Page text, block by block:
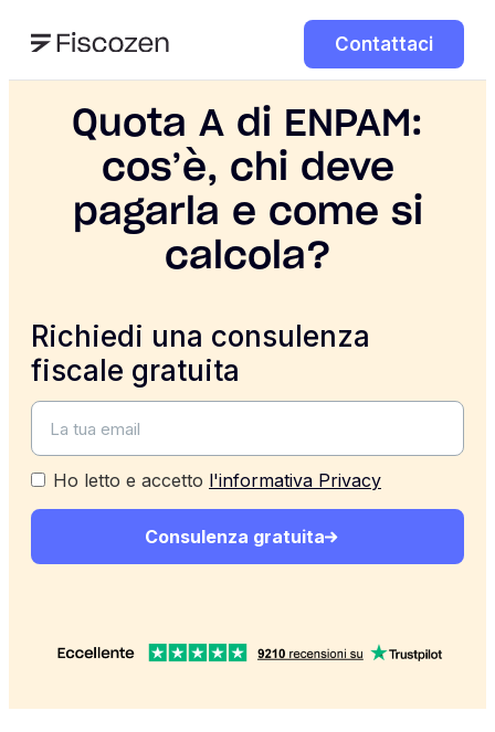
Contattaci
Quota A di ENPAM:
cos’è, chi deve
pagarla e come si
calcola?
Richiedi una consulenza
fiscale gratuita
Ho letto e accetto l'informativa Privacy
Consulenza gratuita